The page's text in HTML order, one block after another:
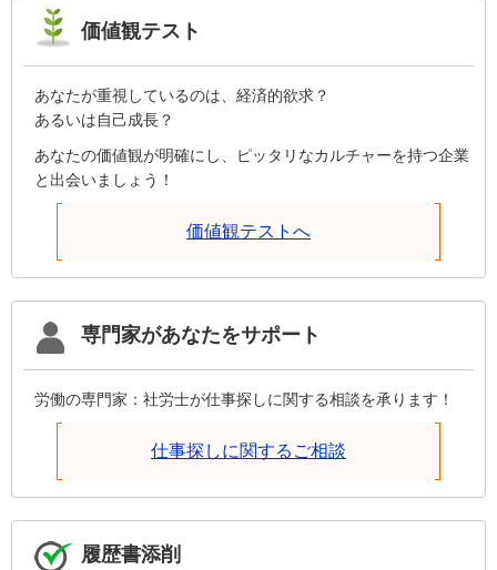
価値観テスト
あなたが重視しているのは、経済的欲求？
あるいは自己成長？
あなたの価値観が明確にし、ピッタリなカルチャーを持つ企業
と出会いましょう！
価値観テストへ
専門家があなたをサポート
労働の専門家：社労士が仕事探しに関する相談を承ります！
仕事探しに関するご相談
履歴書添削